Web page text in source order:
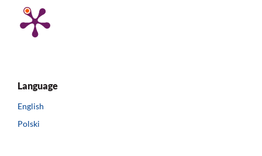
Language
English
Polski